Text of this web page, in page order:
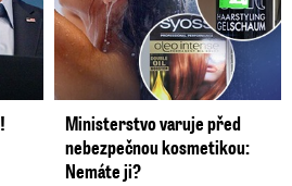
u rybníka obvinil ČT ze
se, upozornil
Ministerstvo varuje před
nebezpečnou kosmetikou:
Nemáte ji?